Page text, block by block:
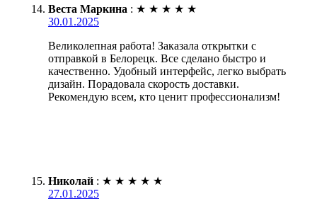
Веста Маркина : ★ ★ ★ ★ ★
30.01.2025
Великолепная работа! Заказала открытки с
отправкой в Белорецк. Все сделано быстро и
качественно. Удобный интерфейс, легко выбрать
дизайн. Порадовала скорость доставки.
Рекомендую всем, кто ценит профессионализм!
Николай : ★ ★ ★ ★ ★
27.01.2025